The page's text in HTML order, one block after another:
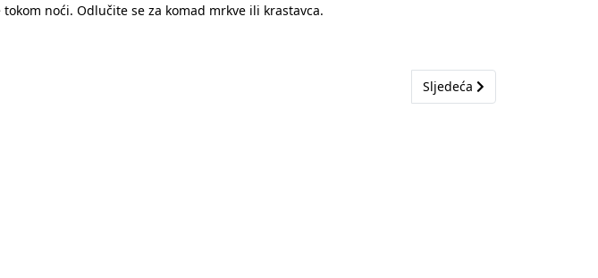
noći. Odlučite se za komad mrkve ili krastavca.
Sljedeći članak: Kafe iz
Sljedeća